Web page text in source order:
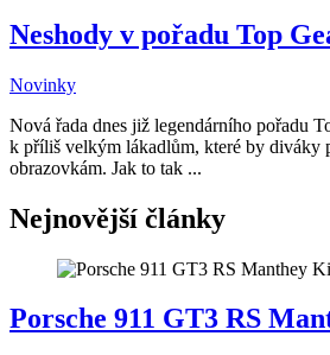
Neshody v pořadu Top
Novinky
Nová řada dnes již legendárního pořadu
k příliš velkým lákadlům, které by diváky
obrazovkám. Jak to tak ...
Nejnovější články
Porsche 911 GT3 RS